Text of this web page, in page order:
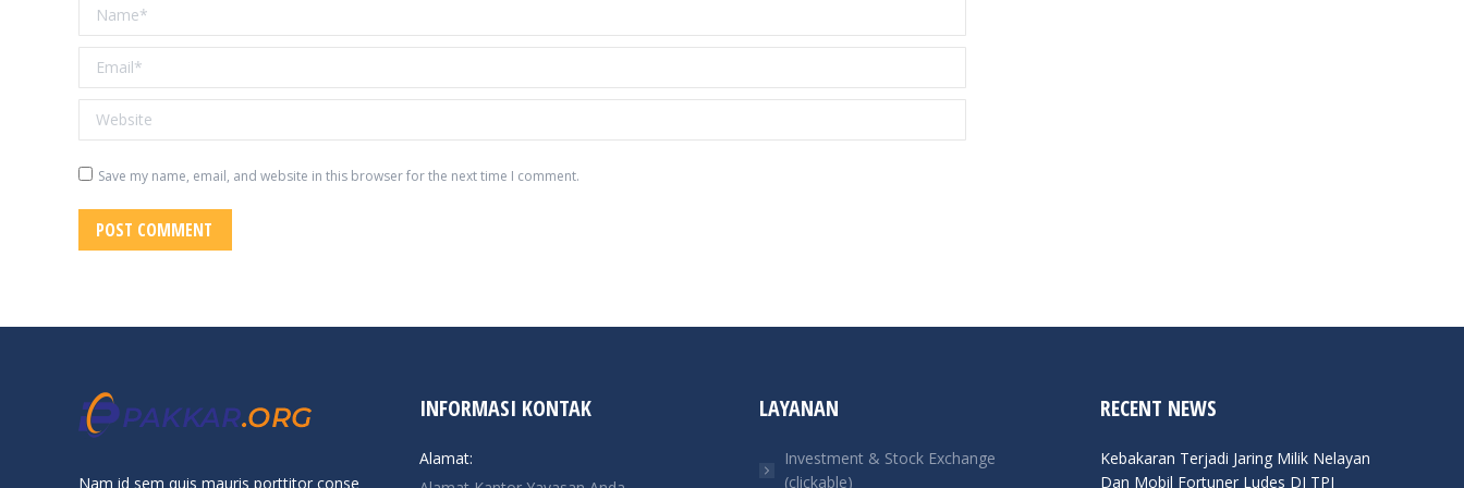
Name *
Email *
Website
Save my name, email, and website in this browser for the next time I comment.
POST COMMENT
Nam id sem quis mauris porttitor conse
INFORMASI KONTAK
Alamat:
LAYANAN
Investment & Stock Exchange
(clickable)
RECENT NEWS
Kebakaran Terjadi Jaring Milik Nelayan
Dan Mobil Fortuner Ludes DI TPI